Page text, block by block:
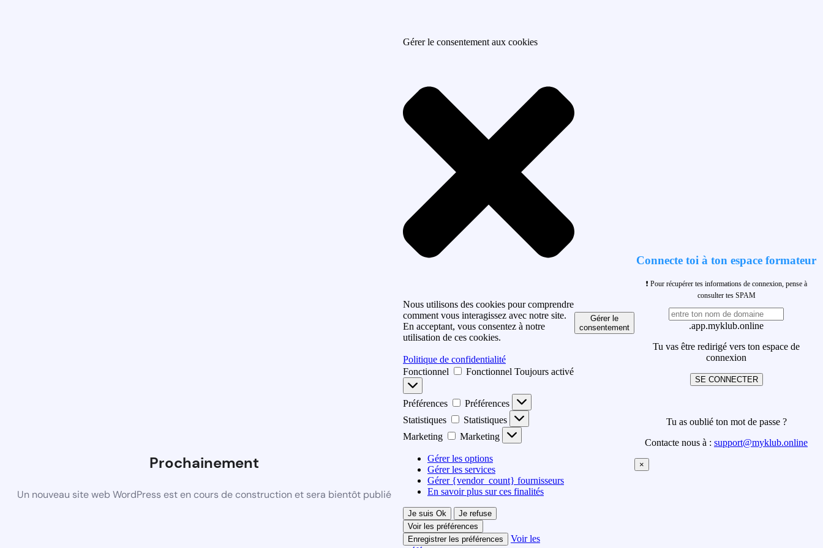
Prochainement
Un nouveau site web WordPress est en cours de construction et sera bientôt publié
Gérer le consentement aux cookies
Nous utilisons des cookies pour comprendre
comment vous interagissez avec notre site.
En acceptant, vous consentez à notre
utilisation de ces cookies.
Politique de confidentialité
Fonctionnel
Fonctionnel Toujours activé
Préférences
Préférences
Statistiques
Statistiques
Marketing
Marketing
Gérer les options
Gérer les services
Gérer {vendor_count} fournisseurs
En savoir plus sur ces finalités
Je suis Ok
Je refuse
Voir les préférences
Enregistrer les préférences
Voir les
Gérer le
consentement
Connecte toi à ton espace formateur
❗ Pour récupérer tes informations de connexion, pense à
consulter tes SPAM
.app.myklub.online
Tu vas être redirigé vers ton espace de
connexion
SE CONNECTER
Tu as oublié ton mot de passe ?
Contacte nous à : support@myklub.online
×